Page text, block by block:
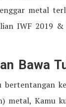
metal
IWF 2019
Bawa
bertentangan
metal, Kamu